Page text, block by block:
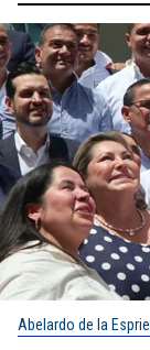
Abelardo de la